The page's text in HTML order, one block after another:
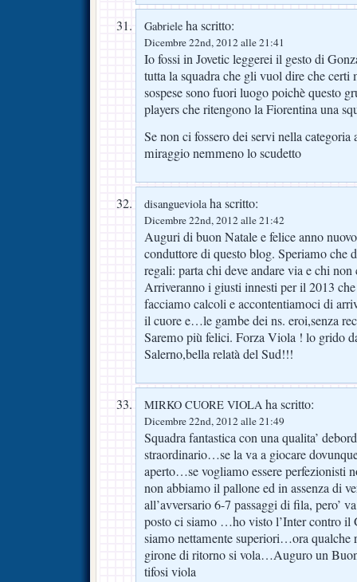
Gabriele ha scritto:
Dicembre 22nd, 2012 alle 21:41
Io fossi in Jovetic leggerei il gesto di
tutta la squadra che gli vuol dire che certi
sospese sono fuori luogo poichè questo
players che ritengono la Fiorentina una
Se non ci fossero dei servi nella categoria
miraggio nemmeno lo scudetto
disangueviolaha scritto:
Dicembre 22nd, 2012 alle 21:42
Auguri di buon Natale e felice anno
conduttore di questo blog. Speriamo che
regali: parta chi deve andare via e chi
Arriveranno i giusti innesti per il 2013
facciamo calcoli e accontentiamoci di
il cuore e…le gambe dei ns. eroi,senza
Saremo più felici. Forza Viola ! lo grido
Salerno,bella relatà del Sud!!!
MIRKO CUORE VIOLA ha scritto:
Dicembre 22nd, 2012 alle 21:49
Squadra fantastica con una qualita’
straordinario…se la va a giocare
aperto…se vogliamo essere perfezionisti
non abbiamo il pallone ed in assenza di
all’avversario 6-7 passaggi di fila, pero’
posto ci siamo …ho visto l’Inter contro il
siamo nettamente superiori…ora qualche
girone di ritorno si vola…Auguro un
tifosi viola